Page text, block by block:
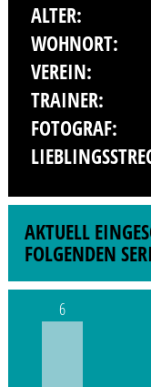
ALTER:
WOHNORT:
VEREIN:
TRAINER:
FOTOGRAF:
AKTUELL
FOLGENDEN
6